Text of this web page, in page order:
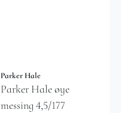
Parker Hale
Parker Hale øye
messing 4,5/177